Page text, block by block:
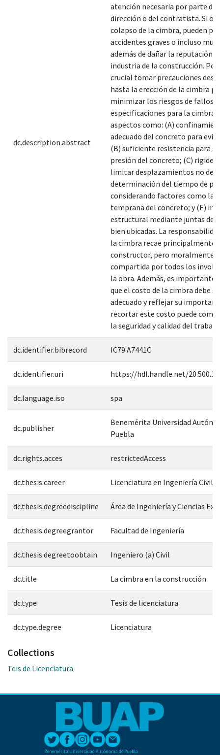
dc.description.abstract
atención necesaria por parte de
dirección o del contratista. Si
colapso de la cimbra, pueden
accidentes graves o incluso
además de dañar la reputación
industria de la construcción. Por
crucial tomar precauciones
hasta la erección de la cimbra
minimizar los riesgos de fallos.
especificaciones para la cimbra
aspectos como: (A)
adecuado del concreto para
(B) suficiente resistencia para
presión del concreto; (C) rigidez
limitar desplazamientos no
determinación del tiempo de
considerando factores como la
temprana del concreto; y (E)
estructural mediante juntas de
bien ubicadas. La
la cimbra recae principalmente
constructor, pero moralmente
compartida por todos los
la obra. Además, es importante
que el costo de la cimbra debe
adecuado y reflejar su
recortar este costo puede
la seguridad y calidad del trabajo.
dc.identifier.bibrecord IC79 A7441C
dc.identifier.uri https://hdl.handle.net/
dc.language.iso spa
dc.publisher
Benemérita Universidad
Puebla
dc.rights.acces restrictedAccess
dc.thesis.career Licenciatura en Ingeniería Civil
dc.thesis.degreediscipline Área de Ingeniería y Ciencias
dc.thesis.degreegrantor Facultad de Ingeniería
dc.thesis.degreetoobtain Ingeniero (a) Civil
dc.title La cimbra en la construcción
dc.type Tesis de licenciatura
dc.type.degree Licenciatura
Collections
Teis de Licenciatura
Benemérita Universidad Autónoma de Puebla